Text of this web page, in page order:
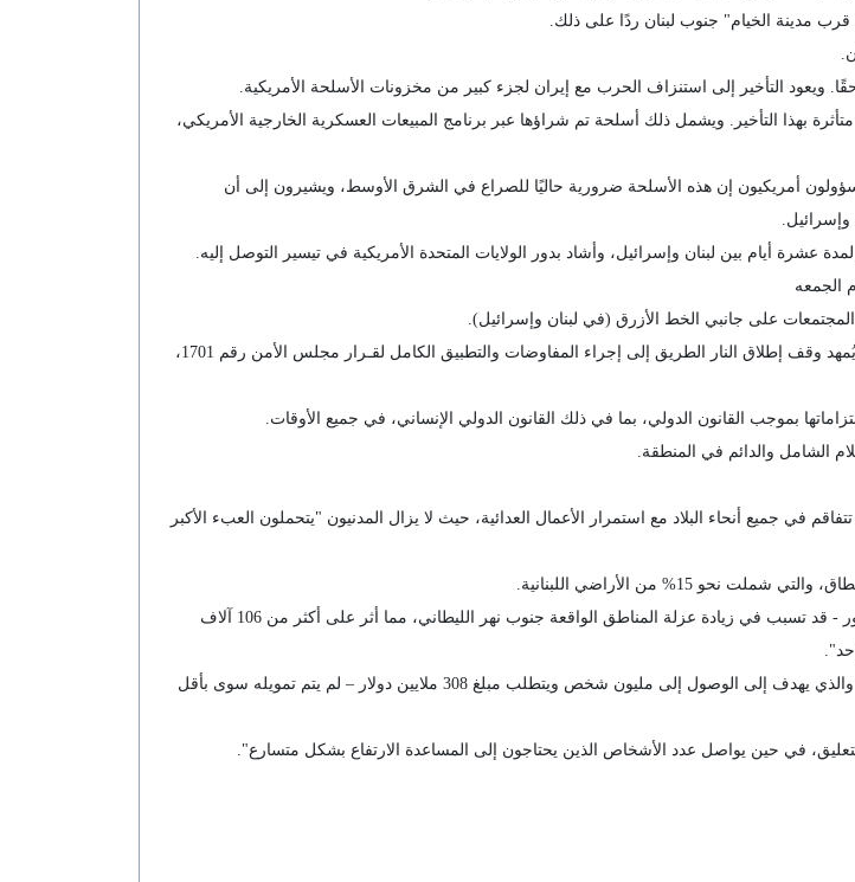
قرب مدينة الخيام" جنوب لبنان ردًا على ذلك.
ويعود التأخير إلى استنزاف الحرب مع إيران لجزء كبير من مخزونات الأسلحة الأمريكية.
بهذا التأخير. ويشمل ذلك أسلحة تم شراؤها عبر برنامج المبيعات العسكرية الخارجية الأمريكي،
أمريكيون إن هذه الأسلحة ضرورية حاليًا للصراع في الشرق الأوسط، ويشيرون إلى أن
عشرة أيام بين لبنان وإسرائيل، وأشاد بدور الولايات المتحدة الأمريكية في تيسير التوصل إليه.
الجمعه
المجتمعات على جانبي الخط الأزرق (في لبنان وإسرائيل).
قال بيان صحفي صادر عن المتحدث باسم الأمم المتحدة، إن الأمين العام يأمل في أن يُمهد وقف إطلاق النار الطريق إلى إجراء المفاوضات والتطبيق الكامل لقـرار مجلس الأمن رقم 1701،
بموجب القانون الدولي، بما في ذلك القانون الدولي الإنساني، في جميع الأوقات.
الشامل والدائم في المنطقة.
في جميع أنحاء البلاد مع استمرار الأعمال العدائية، حيث لا يزال المدنيون "يتحملون العبء الأكبر
وقال دوجاريك إن قصف جسر القاسمية - الذي يعد طريقا حيويا للوصول إلى مدينة صور - قد تسبب في زيادة عزلة المناطق الواقعة جنوب نهر الليطاني، مما أثر على أكثر من 106 آلاف
وأشار دوجاريك إلى أن النداء العاجل الذي أطلق لتمويل العمليات الإنسانية في لبنان - والذي يهدف إلى الوصول إلى مليون شخص ويتطلب مبلغ 308 ملايين دولار – لم يتم تمويله سوى بأقل
في حين يواصل عدد الأشخاص الذين يحتاجون إلى المساعدة الارتفاع بشكل متسارع".